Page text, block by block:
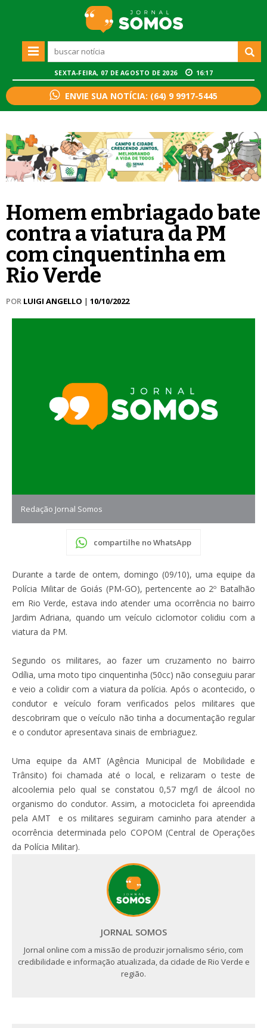
SEXTA-FEIRA, 07 DE AGOSTO DE 2026 16:17
ENVIE SUA NOTÍCIA: (64) 9 9917-5445
Homem embriagado bate
contra a viatura da PM
com cinquentinha em
Rio Verde
POR LUIGI ANGELLO | 10/10/2022
Redação Jornal Somos
compartilhe no WhatsApp
Durante a tarde de ontem, domingo (09/10), uma equipe da
Polícia Militar de Goiás (PM-GO), pertencente ao 2º Batalhão
em Rio Verde, estava indo atender uma ocorrência no bairro
Jardim Adriana, quando um veículo ciclomotor colidiu com a
viatura da PM.
Segundo os militares, ao fazer um cruzamento no bairro
Odília, uma moto tipo cinquentinha (50cc) não conseguiu parar
e veio a colidir com a viatura da polícia. Após o acontecido, o
condutor e veículo foram verificados pelos militares que
descobriram que o veículo não tinha a documentação regular
e o condutor apresentava sinais de embriaguez.
Uma equipe da AMT (Agência Municipal de Mobilidade e
Trânsito) foi chamada até o local, e relizaram o teste de
alcoolemia pelo qual se constatou 0,57 mg/l de álcool no
organismo do condutor. Assim, a motocicleta foi apreendida
pela AMT e os militares seguiram caminho para atender a
ocorrência determinada pelo COPOM (Central de Operações
da Polícia Militar).
JORNAL SOMOS
Jornal online com a missão de produzir jornalismo sério, com
credibilidade e informação atualizada, da cidade de Rio Verde e
região.